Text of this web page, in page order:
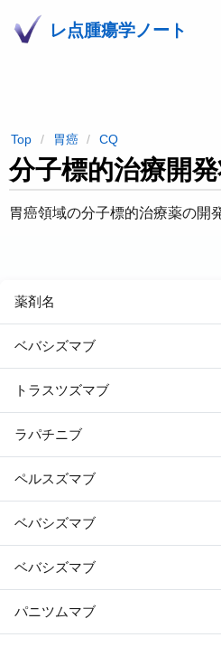
レ点腫瘍学ノート
Top 胃癌 CQ
分子標的治療開
胃癌領域の分子標的治療薬の開
薬剤名
ベバシズマブ
トラスツズマブ
ラパチニブ
ペルスズマブ
ベバシズマブ
ベバシズマブ
パニツムマブ